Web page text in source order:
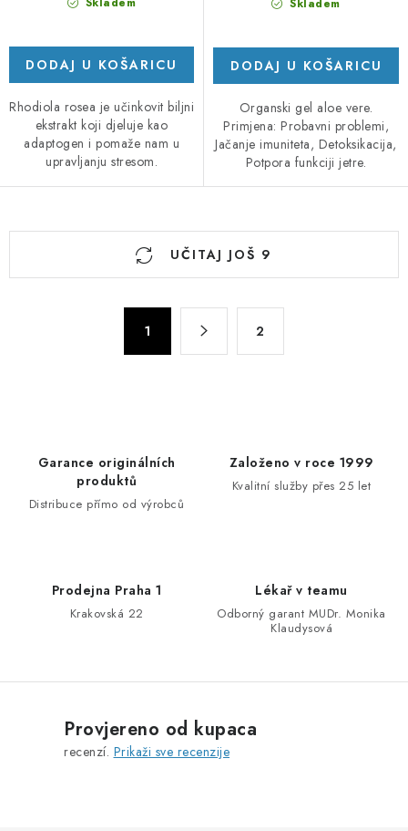
DODAJ U KOŠARICU
Rhodiola rosea je učinkovit biljni
ekstrakt koji djeluje kao
adaptogen i pomaže nam u
upravljanju stresom.
Skladem
DODAJ U KOŠARICU
Organski gel aloe vere.
Primjena: Probavni problemi,
Jačanje imuniteta, Detoksikacija,
Potpora funkciji jetre.
K
UČITAJ JOŠ 9
1 2
Garance originálních
produktů
Distribuce přímo od výrobců
Založeno v roce 1999
Kvalitní služby přes 25 let
Prodejna Praha 1
Krakovská 22
Lékař v teamu
Odborný garant MUDr. Monika
Klaudysová
Provjereno od kupaca
recenzí. Prikaži sve recenzije